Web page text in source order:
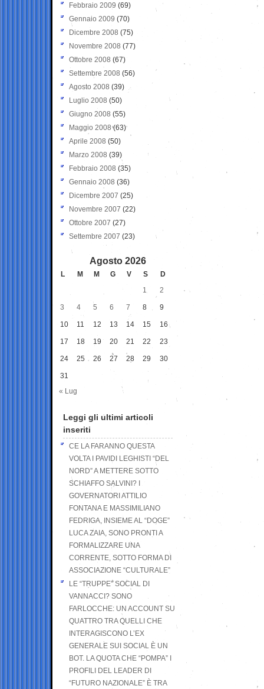
Febbraio 2009 (69)
Gennaio 2009 (70)
Dicembre 2008 (75)
Novembre 2008 (77)
Ottobre 2008 (67)
Settembre 2008 (56)
Agosto 2008 (39)
Luglio 2008 (50)
Giugno 2008 (55)
Maggio 2008(63)
Aprile 2008 (50)
Marzo 2008 (39)
Febbraio 2008 (35)
Gennaio 2008 (36)
Dicembre 2007 (25)
Novembre 2007 (22)
Ottobre 2007 (27)
Settembre 2007 (23)
Agosto 2026
L M M G V S
D
1
2
3 4 5 6 7 8 9
10 11 12 13 14 15 16
17 18 19 20 21 22 23
24 25 26 27 28 29 30
31
« Lug
Leggi gli ultimi articoli
inseriti
CE LA FARANNO QUESTA
VOLTA I PAVIDI LEGHISTI “DEL
NORD” A METTERE SOTTO
SCHIAFFO SALVINI? I
GOVERNATORI ATTILIO
FONTANA E MASSIMILIANO
FEDRIGA, INSIEME AL “DOGE”
LUCA ZAIA, SONO PRONTI A
FORMALIZZARE UNA
CORRENTE, SOTTO FORMA DI
ASSOCIAZIONE “CULTURALE”
LE “TRUPPE” SOCIAL DI
VANNACCI? SONO
FARLOCCHE: UN ACCOUNT SU
QUATTRO TRA QUELLI CHE
INTERAGISCONO L’EX
GENERALE SUI SOCIAL È UN
BOT. LA QUOTA CHE “POMPA” I
PROFILI DEL LEADER DI
“FUTURO NAZIONALE” È TRA